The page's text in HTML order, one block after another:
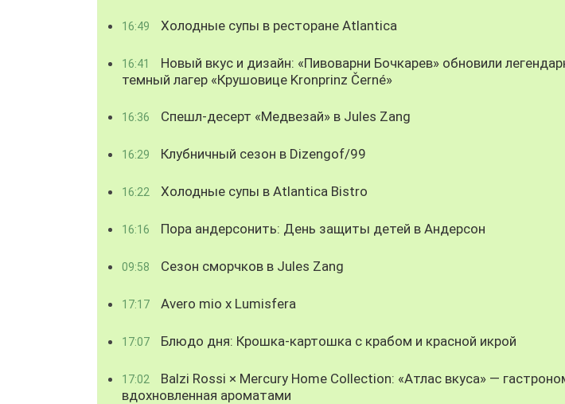
16:49 Холодные супы в ресторане Atlantica
16:41
Новый вкус и дизайн: «Пивоварни Бочкарев» обновили
темный лагер «Крушовице Kronprinz Černé»
16:36 Спешл-десерт «Медвезай» в Jules Zang
16:29 Клубничный сезон в Dizengof/99
16:22 Холодные супы в Atlantica Bistro
16:16 Пора андерсонить: День защиты детей в Андерсон
09:58 Сезон сморчков в Jules Zang
17:17 Avero mio x Lumisfera
17:07 Блюдо дня: Крошка-картошка с крабом и красной икрой
17:02
Balzi Rossi × Mercury Home Collection: «Атлас вкуса» —
вдохновленная ароматами